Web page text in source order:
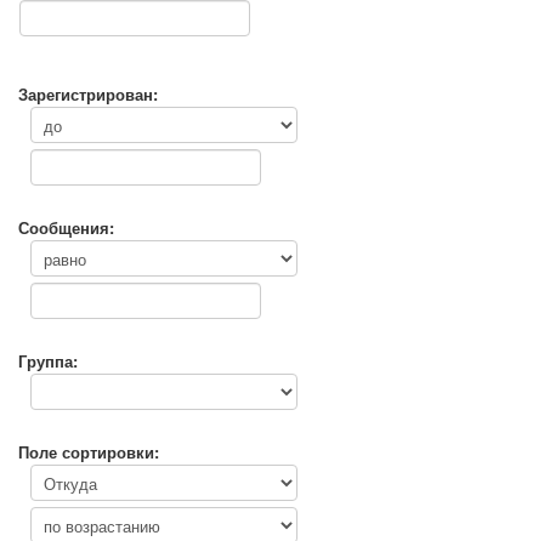
Зарегистрирован:
Сообщения:
Группа:
Поле сортировки: